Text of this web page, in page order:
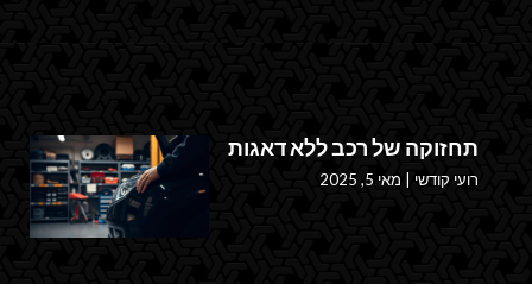
תחזוקה של רכב ללא דאגות
רועי קודשי מאי 5, 2025